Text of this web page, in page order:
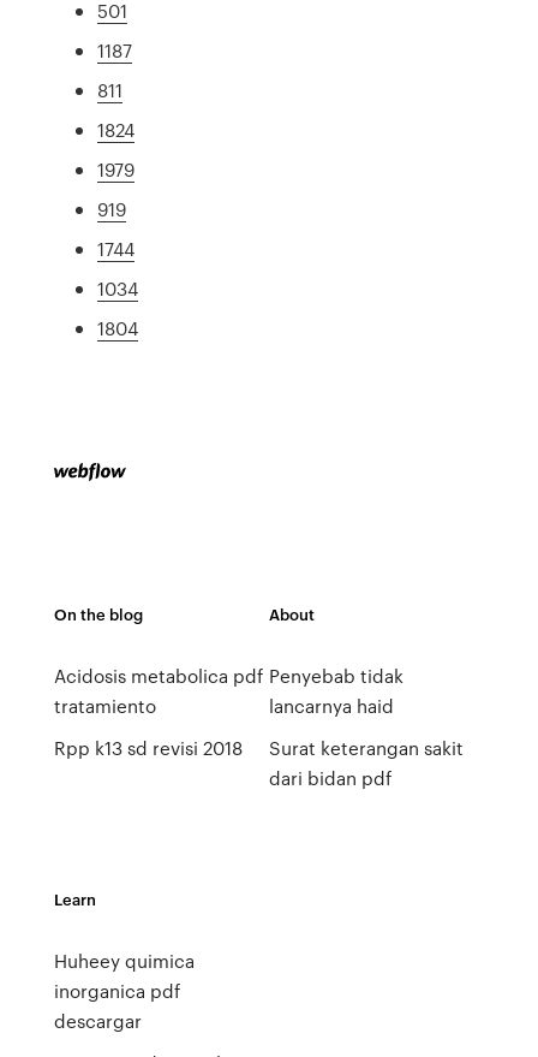
501
1187
811
1824
1979
919
1744
1034
1804
On the blog
Acidosis metabolica pdf
tratamiento
Rpp k13 sd revisi 2018
About
Penyebab tidak
lancarnya haid
Surat keterangan sakit
dari bidan pdf
Learn
Huheey quimica
inorganica pdf
descargar